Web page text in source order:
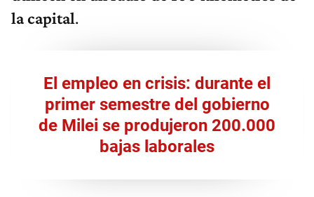
la capital.
El empleo en crisis: durante el
primer semestre del gobierno
de Milei se produjeron 200.000
bajas laborales